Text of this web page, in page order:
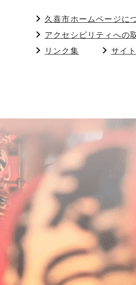
久喜市ホームページに
アクセシビリティへの
リンク集
サイ